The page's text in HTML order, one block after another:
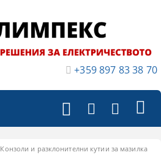
+359 897 83 38 70
Конзоли и разклонителни кутии за мазилка